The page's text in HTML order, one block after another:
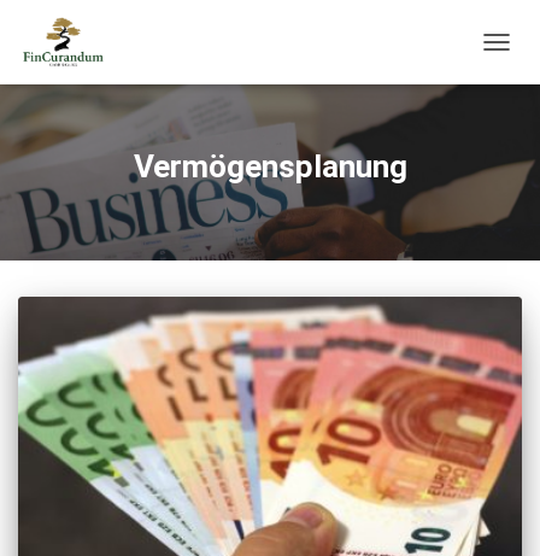
Vermögensplanung